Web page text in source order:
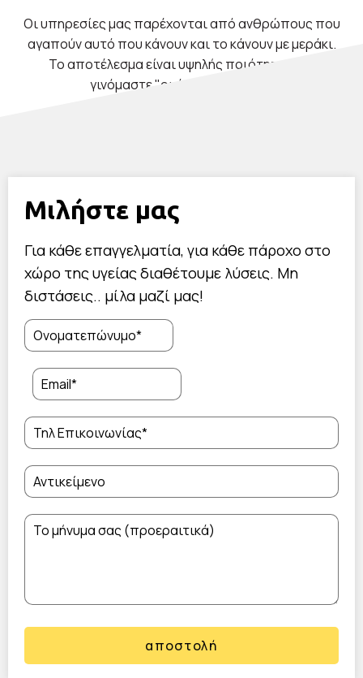
Οι υπηρεσίες μας παρέχονται από ανθρώπους που
αγαπούν αυτό που κάνουν και το κάνουν με μεράκι.
Το αποτέλεσμα είναι υψηλής ποιότητας και
γινόμαστε "οι άνθρωποι σας".
Μιλήστε μας
Για κάθε επαγγελματία, για κάθε πάροχο στο
χώρο της υγείας διαθέτουμε λύσεις. Μη
διστάσεις.. μίλα μαζί μας!
αποστολή